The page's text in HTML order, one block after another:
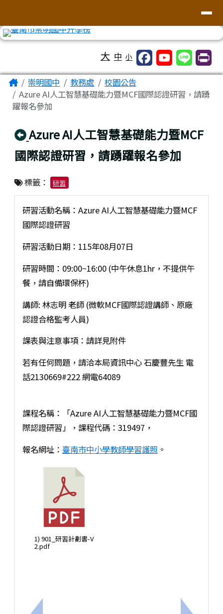
大 中 小
主內容區域
Home崇明國中 教務處
校園公告
Azure AI人工智慧基礎能力暨MCF國際認證研習，請踴
躍報名參加
回上頁
Azure AI人工智慧基礎能力暨MCF
國際認證研習，請踴躍報名參加
標籤： 研習
研習活動名稱：Azure AI人工智慧基礎能力暨MCF
國際認證研習
研習活動日期：115年08月07日
研習時間：09:00~16:00 (中午休息1hr，不提供午
餐，請自備環保杯)
講師: 林志明 老師 (微軟MCF國際認證講師、原廠
認證合格監考人員)
課表與注意事項：請詳見附件
若有任何問題，請洽本局資訊中心 石慶豐先生 電
話2130669#222 網電64089
課程名稱：「Azure AI人工智慧基礎能力暨MCF國
際認證研習」，課程代碼：319497，
報名網址： 臺南市中小學教師學習護照 。
1) 901_研習計劃書-V
2.pdf
頁尾區域